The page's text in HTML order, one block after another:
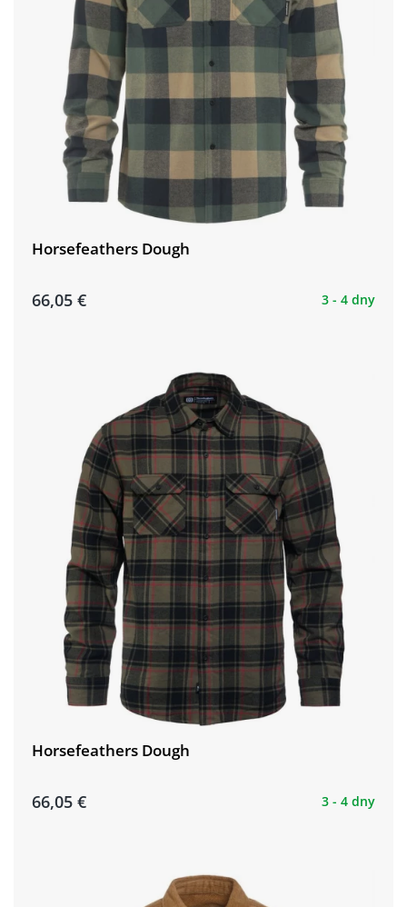
Horsefeathers Dough
66,05 € 3 - 4 dny
Horsefeathers Dough
66,05 € 3 - 4 dny